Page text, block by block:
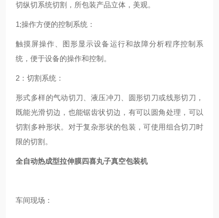
切纵切系统切割，所包装产品立体，美观。
1;操作方便的控制系统：
触摸屏操作、图形显示设备运行和故障分析程序控制系
统，便于设备的操作和控制。
2：切割系统：
形式多样的气动切刀、液压冲刀、圆形切刀或线形切刀，
既能光滑切边，也能锯齿状切边，有可以圆角处理，可以
切割多种形状。对于复杂形状的包装，可使用组合切刀时
限的切割。
全自动热成型拉伸膜四喜丸子真空包装机
车间现场：